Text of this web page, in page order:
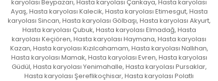
karyolası Beypazarı, Hasta karyolası Çankaya, Hasta karyolası
Ayaş, Hasta karyolası Kalecik, Hasta karyolası Etimesgut, Hasta
karyolası Sincan, Hasta karyolası Gölbaşı, Hasta karyolası Akyurt,
Hasta karyolası Çubuk, Hasta karyolası Elmadağ, Hasta
karyolası Keçiören, Hasta karyolası Haymana, Hasta karyolası
Kazan, Hasta karyolası Kızılcahamam, Hasta karyolası Nallıhan,
Hasta karyolası Mamak, Hasta karyolası Evren, Hasta karyolası
Güdül, Hasta karyolası Yenimahalle, Hasta karyolası Pursaklar,
Hasta karyolası Şereflikoçhisar, Hasta karyolası Polatlı